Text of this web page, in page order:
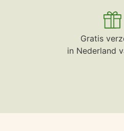
Gratis
in Nederland